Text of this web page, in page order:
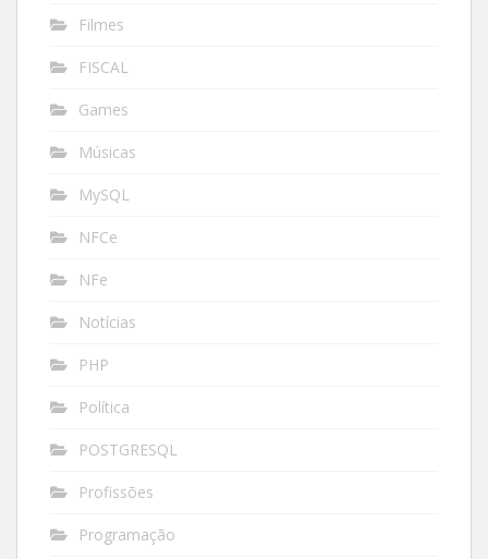
Filmes
FISCAL
Games
Músicas
MySQL
NFCe
NFe
Notícias
PHP
Política
POSTGRESQL
Profissões
Programação